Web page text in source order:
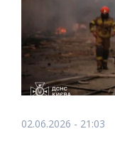
02.06.2026 - 21:03